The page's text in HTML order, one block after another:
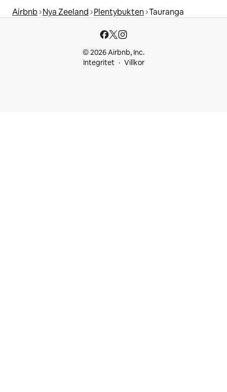
Airbnb Nya Zeeland Plentybukten Tauranga
© 2026 Airbnb, Inc.
Integritet
Villkor